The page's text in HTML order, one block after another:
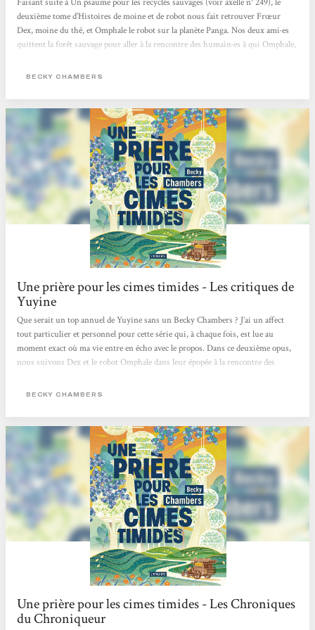
Faisant suite à Un psaume pour les recyclés sauvages (voir axelle n° 249), le
deuxième tome d’Histoires de moine et de robot nous fait retrouver Frœur
Dex, moine du thé, et Omphale le robot sur la planète Panga. Nos deux ami·es
quittent la forêt sauvage pour aller à la rencontre des humain·es à qui Omphale,
humain·es ont-iels besoin ?” Le regard neuf et décalé du robot sur la société
BECKY CHAMBERS
Une prière pour les cimes timides - Les critiques de
Yuyine
Que serait un top annuel de Yuyine sans un Becky Chambers ? J’ai un affect
tout particulier et personnel pour cette série qui, à chaque fois, est lue au
moment exact où ma vie entre en écho avec le propos. Dans ce deuxième opus,
nous suivons Dex et le robot Omphale dans leur épopée à la rencontre des
ce que le bonheur ? ». Plein de sagesse, plein de beauté, doux pour l’âme et pour
quête...
BECKY CHAMBERS
Une prière pour les cimes timides - Les Chroniques
du Chroniqueur